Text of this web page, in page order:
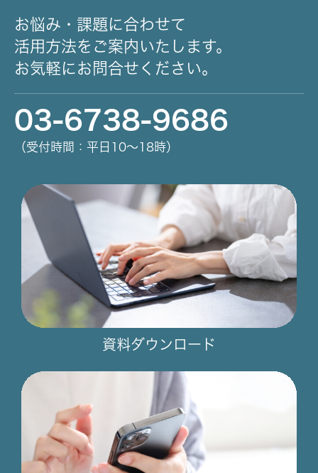
お悩み・課題に合わせて
活用方法をご案内いたします。
お気軽にお問合せください。
03-6738-9686
（受付時間：平日10～18時）
資料ダウンロード